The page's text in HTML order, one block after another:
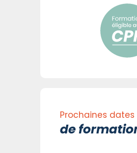
Prochaines dates
de